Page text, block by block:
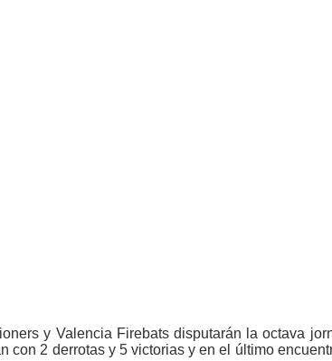
y Valencia Firebats disputarán la octava
con 2 derrotas y 5 victorias y en el último